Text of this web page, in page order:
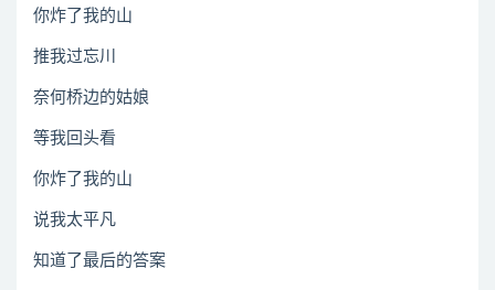
你炸了我的山
推我过忘川
奈何桥边的姑娘
等我回头看
你炸了我的山
说我太平凡
知道了最后的答案